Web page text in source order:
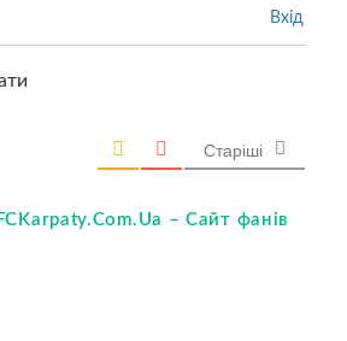
Вхід
Старіші
– Сайт фанів